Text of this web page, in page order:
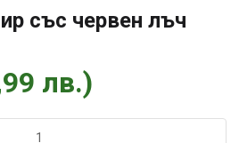
със червен лъч
лв.)